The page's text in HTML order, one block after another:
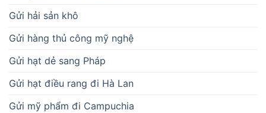
Gửi hải sản khô
Gửi hàng thủ công mỹ nghệ
Gửi hạt dẻ sang Pháp
Gửi hạt điều rang đi Hà Lan
Gửi mỹ phẩm đi Campuchia